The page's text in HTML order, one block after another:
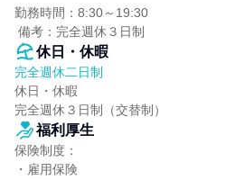
勤務時間：8:30～19:30
備考：完全週休３日制
休日・休暇
完全週休二日制
休日・休暇
完全週休３日制（交替制）
福利厚生
保険制度：
・雇用保険